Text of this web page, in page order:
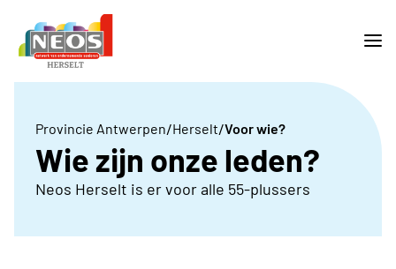
Provincie Antwerpen/Herselt/Voor wie?
Wie zijn onze leden?
Neos Herselt is er voor alle 55-plussers